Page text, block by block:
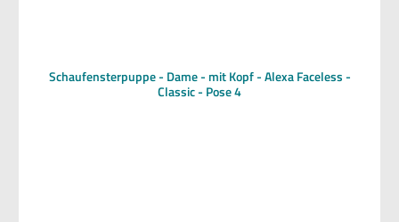
Schaufensterpuppe - Dame - mit Kopf - Alexa Faceless -
Classic - Pose 4